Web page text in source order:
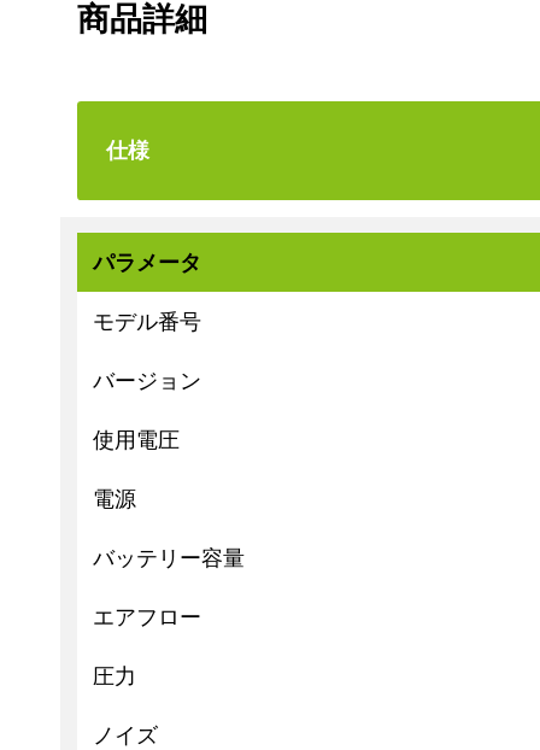
商品詳細
仕様
パラメータ
モデル番号
バージョン
使用電圧
電源
バッテリー容量
エアフロー
圧力
ノイズ